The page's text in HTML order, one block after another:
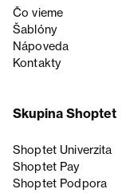
Čo vieme
Šablóny
Nápoveda
Kontakty
Skupina Shoptet
Shoptet Univerzita
Shoptet Pay
Shoptet Podpora